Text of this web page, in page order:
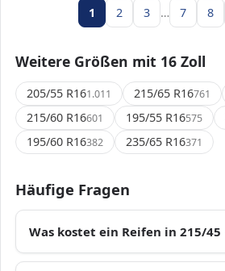
1 2 3 … 7 8
Weitere Größen mit 16 Zoll
205/55 R161.011 215/65 R16761
215/60 R16601 195/55 R16575
195/60 R16382 235/65 R16371
Häufige Fragen
Was kostet ein Reifen in 215/45